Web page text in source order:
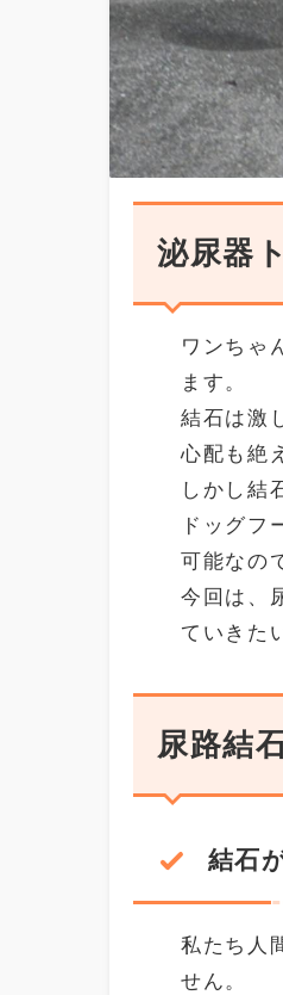
泌尿器
ワンちゃ
ます。
結石は激
心配も絶
しかし結
ドッグフ
可能なの
今回は、
ていきた
尿路結
結石
私たち人
せん。